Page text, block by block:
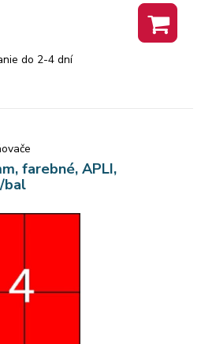
do 2-4 dní
farebné, APLI,
bal